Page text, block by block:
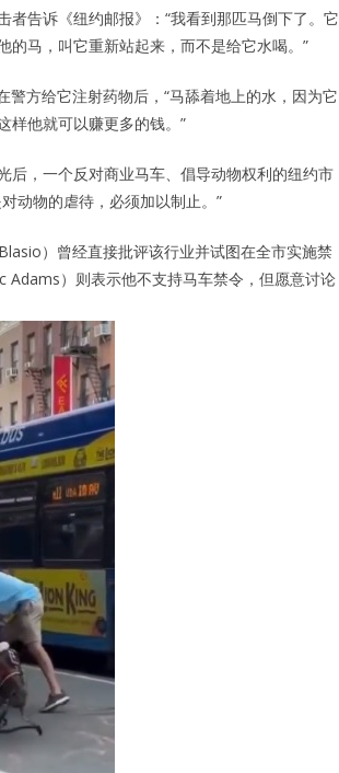
告诉《纽约邮报》：“我看到那匹马倒下了。它
的马，叫它重新站起来，而不是给它水喝。”
方给它注射药物后，“马舔着地上的水，因为它
样他就可以赚更多的钱。”
后，一个反对商业马车、倡导动物权利的纽约市
动物的虐待，必须加以制止。”
）曾经直接批评该行业并试图在全市实施禁
Adams）则表示他不支持马车禁令，但愿意讨论